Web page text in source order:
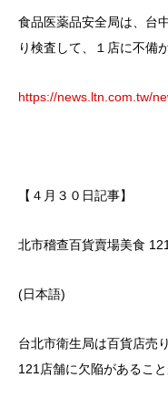
食品医薬品安全局は、台
り検査して、１店に不備
https://news.ltn.com.tw/
【４月３０日記事】
北市稽查百貨賣場美食
(日本語)
台北市衛生局は百貨店売
121店舗に欠陥があること